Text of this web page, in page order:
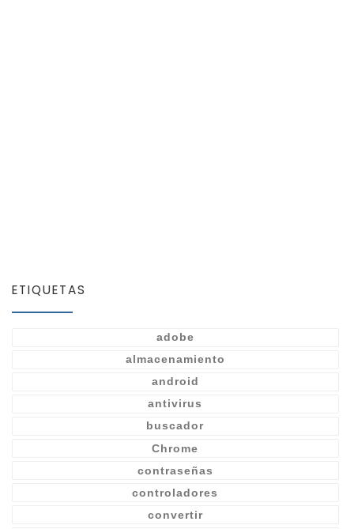
ETIQUETAS
adobe
almacenamiento
android
antivirus
buscador
Chrome
contraseñas
controladores
convertir